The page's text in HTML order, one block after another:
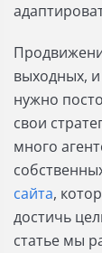
выходных,
нужно
свои
много
сайта,
достичь
статье мы